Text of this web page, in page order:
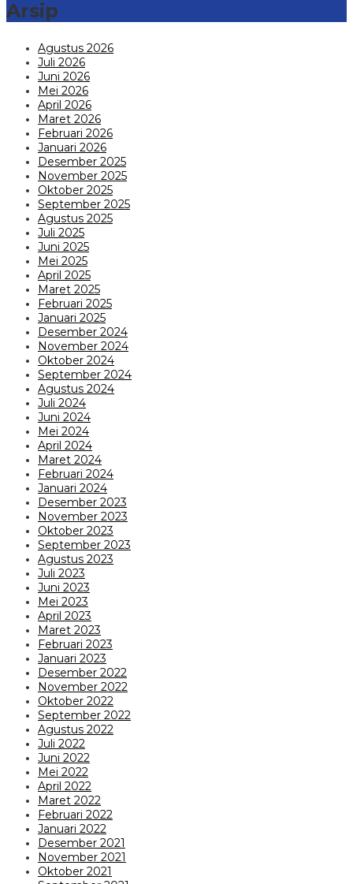
Arsip
Agustus 2026
Juli 2026
Juni 2026
Mei 2026
April 2026
Maret 2026
Februari 2026
Januari 2026
Desember 2025
November 2025
Oktober 2025
September 2025
Agustus 2025
Juli 2025
Juni 2025
Mei 2025
April 2025
Maret 2025
Februari 2025
Januari 2025
Desember 2024
November 2024
Oktober 2024
September 2024
Agustus 2024
Juli 2024
Juni 2024
Mei 2024
April 2024
Maret 2024
Februari 2024
Januari 2024
Desember 2023
November 2023
Oktober 2023
September 2023
Agustus 2023
Juli 2023
Juni 2023
Mei 2023
April 2023
Maret 2023
Februari 2023
Januari 2023
Desember 2022
November 2022
Oktober 2022
September 2022
Agustus 2022
Juli 2022
Juni 2022
Mei 2022
April 2022
Maret 2022
Februari 2022
Januari 2022
Desember 2021
November 2021
Oktober 2021